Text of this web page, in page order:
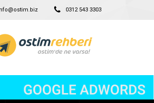
0312 543 3303